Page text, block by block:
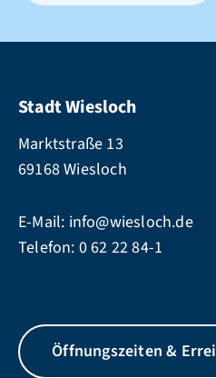
Stadt Wiesloch
Marktstraße 13
69168 Wiesloch
E-Mail: info@wiesloch.de
Telefon: 0 62 22 84-1
Öffnungszeiten &